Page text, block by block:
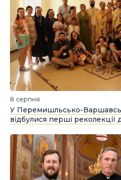
8 серпня
У Перемишльсько-
відбулися перші реколекції